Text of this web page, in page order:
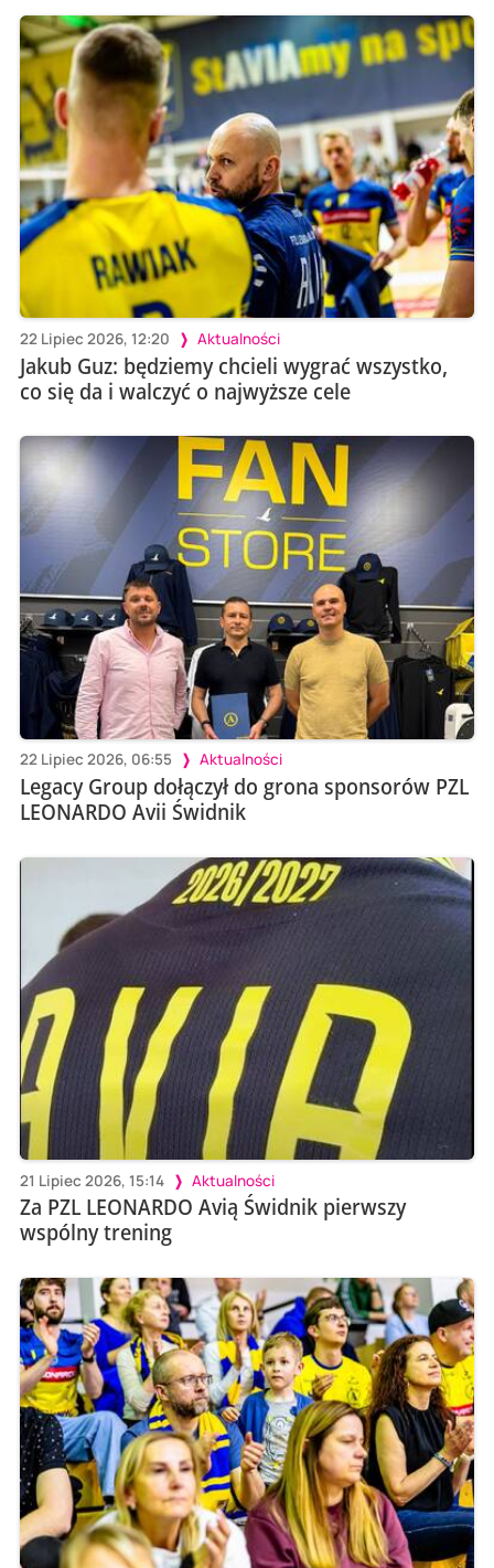
22 Lipiec 2026, 12:20 Aktualności
Jakub Guz: będziemy chcieli wygrać wszystko,
co się da i walczyć o najwyższe cele
22 Lipiec 2026, 06:55 Aktualności
Legacy Group dołączył do grona sponsorów PZL
LEONARDO Avii Świdnik
21 Lipiec 2026, 15:14 Aktualności
Za PZL LEONARDO Avią Świdnik pierwszy
wspólny trening